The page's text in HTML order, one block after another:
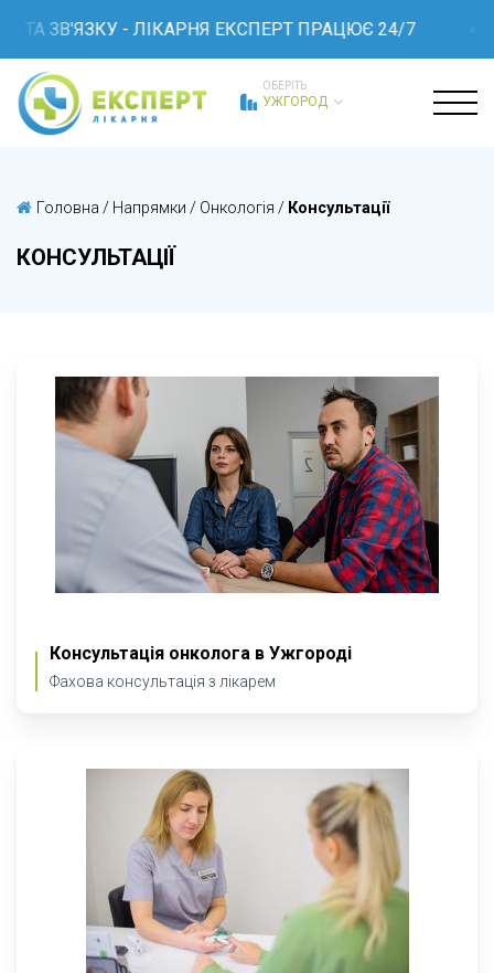
ТА ЗВ'ЯЗКУ - ЛІКАРНЯ ЕКСПЕРТ ПРАЦЮЄ 24/7
ОБЕРІТЬ
УЖГОРОД
Головна / Напрямки / Онкологія / Консультації
КОНСУЛЬТАЦІЇ
Консультація онколога в Ужгороді
Фахова консультація з лікарем